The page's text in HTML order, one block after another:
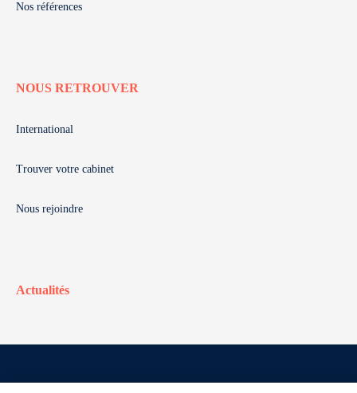
Nos références
NOUS RETROUVER
International
Trouver votre cabinet
Nous rejoindre
Actualités